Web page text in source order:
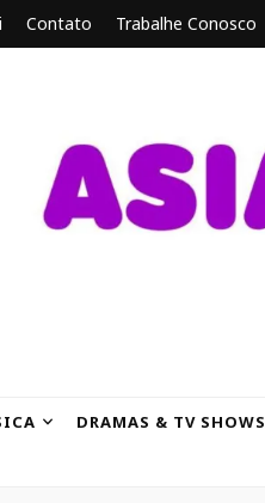
Contato Trabalhe Conosco
DRAMAS & TV SHOWS